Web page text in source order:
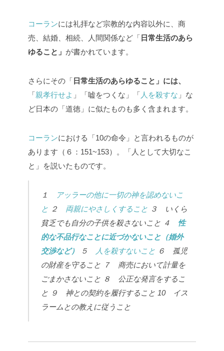
コーランには礼拝など宗教的な内容以外に、商
売、結婚、相続、人間関係など「 日常生活のあら
ゆること」 が書かれています。
さらにその「 日常生活のあらゆること」には、
「親孝行せよ 」「嘘をつくな」「 人を殺すな 」な
ど日本の「道徳」に似たものも多く含まれます。
コーランにおける「10の命令」と言われるものが
あります（６： 151~153）。「人として大切なこ
と」を説いたものです。
１
アッラーの他に一切の神を認めないこ
と ２ 両親にやさしくすること ３ いくら
貧乏でも自分の子供を殺さないこと ４ 性
的な不品行なことに近づかないこと（婚外
交渉など）
５ 人を殺すないこと ６ 孤児
の財産を守ること ７ 商売において計量を
ごまかさないこと ８ 公正な発言をするこ
と ９ 神との契約を履行すること 10イス
ラームとの教えに従うこと